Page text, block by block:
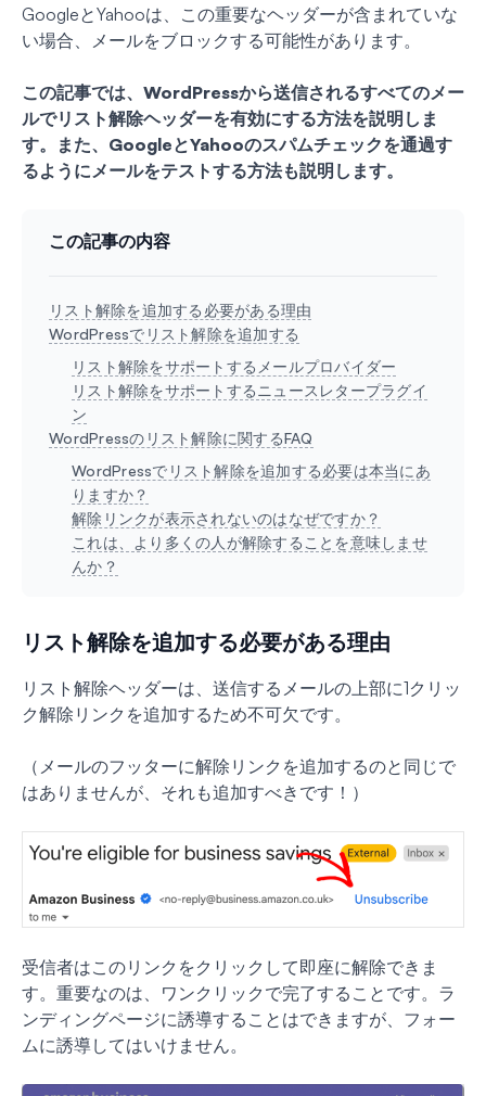
GoogleとYahooは、この重要なヘッダーが含まれていな
い場合、メールをブロックする可能性があります。
この記事では、WordPressから送信されるすべてのメー
ルでリスト解除ヘッダーを有効にする方法を説明しま
す。また、GoogleとYahooのスパムチェックを通過す
るようにメールをテストする方法も説明します。
この記事の内容
リスト解除を追加する必要がある理由
WordPressでリスト解除を追加する
リスト解除をサポートするメールプロバイダー
リスト解除をサポートするニュースレタープラグイ
ン
WordPressのリスト解除に関するFAQ
WordPressでリスト解除を追加する必要は本当にあ
りますか？
解除リンクが表示されないのはなぜですか？
これは、より多くの人が解除することを意味しませ
んか？
リスト解除を追加する必要がある理由
リスト解除ヘッダーは、送信するメールの上部に1クリッ
ク解除リンクを追加するため不可欠です。
（メールのフッターに解除リンクを追加するのと同じで
はありませんが、それも追加すべきです！）
受信者はこのリンクをクリックして即座に解除できま
す。重要なのは、ワンクリックで完了することです。ラ
ンディングページに誘導することはできますが、フォー
ムに誘導してはいけません。